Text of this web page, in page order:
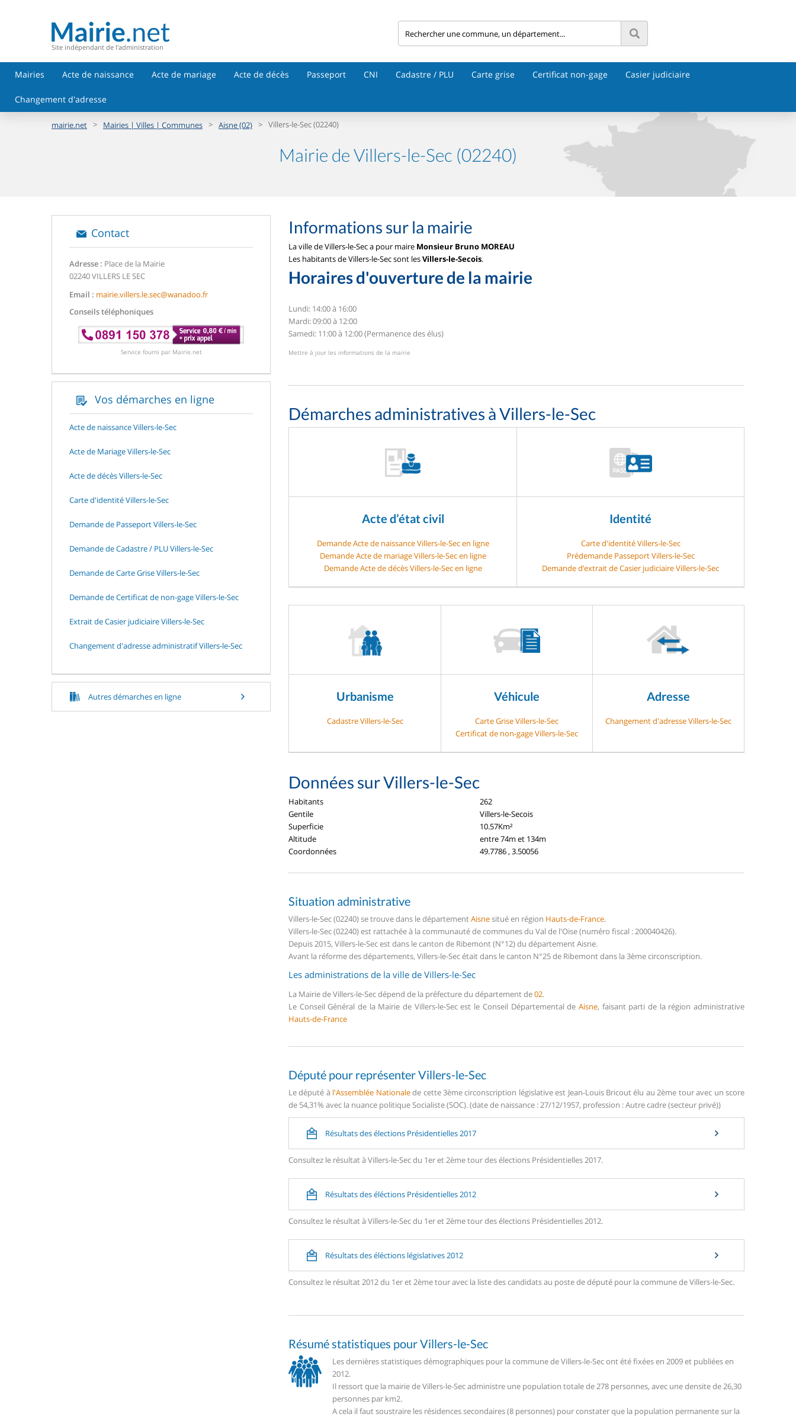
Site indépendant de l'administration
Mairies Acte de naissance Acte de mariage Acte de décès Passeport CNI Cadastre / PLU Carte grise Certificat non-gage Casier judiciaire
Changement d'adresse
mairie.net > Mairies | Villes | Communes > Aisne (02) > Villers-le-Sec (02240)
Mairie de Villers-le-Sec (02240)
Contact
Adresse : Place de la Mairie
02240 VILLERS LE SEC
Email : mairie.villers.le.sec@wanadoo.fr
Conseils téléphoniques
Service fourni par Mairie.net
Vos démarches en ligne
Acte de naissance Villers-le-Sec
Acte de Mariage Villers-le-Sec
Acte de décès Villers-le-Sec
Carte d'identité Villers-le-Sec
Demande de Passeport Villers-le-Sec
Demande de Cadastre / PLU Villers-le-Sec
Demande de Carte Grise Villers-le-Sec
Demande de Certificat de non-gage Villers-le-Sec
Extrait de Casier judiciaire Villers-le-Sec
Changement d'adresse administratif Villers-le-Sec
Autres démarches en ligne
Informations sur la mairie
La ville de Villers-le-Sec a pour maire Monsieur Bruno MOREAU
Les habitants de Villers-le-Sec sont lesVillers-le-Secois.
Horaires d'ouverture de la mairie
Lundi: 14:00 à 16:00
Mardi: 09:00 à 12:00
Samedi: 11:00 à 12:00 (Permanence des élus)
Mettre à jour les informations de la mairie
Démarches administratives à Villers-le-Sec
Acte d’état civil
Demande Acte de naissance Villers-le-Sec en ligne
Demande Acte de mariage Villers-le-Sec en ligne
Demande Acte de décès Villers-le-Sec en ligne
Identité
Carte d'identité Villers-le-Sec
Prédemande Passeport Villers-le-Sec
Demande d’extrait de Casier judiciaire Villers-le-Sec
Urbanisme
Cadastre Villers-le-Sec
Véhicule
Carte Grise Villers-le-Sec
Certificat de non-gage Villers-le-Sec
Adresse
Changement d'adresse Villers-le-Sec
Données sur Villers-le-Sec
Habitants
262
Gentile
Villers-le-Secois
Superficie
10.57Km²
Altitude
entre 74m et 134m
Coordonnées
49.7786 , 3.50056
Situation administrative
Villers-le-Sec (02240) se trouve dans le départementAisnesitué en région Hauts-de-France.
Villers-le-Sec (02240) est rattachée à la communauté de communes du Val de l'Oise (numéro fiscal : 200040426).
Depuis 2015, Villers-le-Sec est dans le canton de Ribemont (N°12) du département Aisne.
Avant la réforme des départements, Villers-le-Sec était dans le canton N°25 de Ribemont dans la 3ème circonscription.
Les administrations de la ville de Villers-le-Sec
La Mairie de Villers-le-Sec dépend de la préfecture du département de02.
Le Conseil Général de la Mairie de Villers-le-Sec est le Conseil Départemental de Aisne, faisant parti de la région administrative
Hauts-de-France
Député pour représenter Villers-le-Sec
Le député à l'Assemblée Nationalede cette 3ème circonscription législative est Jean-Louis Bricout élu au 2ème tour avec un score
de 54,31% avec la nuance politique Socialiste (SOC). (date de naissance : 27/12/1957, profession : Autre cadre (secteur privé))
Résultats des élections Présidentielles 2017
Consultez le résultat à Villers-le-Sec du 1er et 2ème tour des élections Présidentielles 2017.
Résultats des éléctions Présidentielles 2012
Consultez le résultat à Villers-le-Sec du 1er et 2ème tour des élections Présidentielles 2012.
Résultats des éléctions législatives 2012
Consultez le résultat 2012 du 1er et 2ème tour avec la liste des candidats au poste de député pour la commune de Villers-le-Sec.
Résumé statistiques pour Villers-le-Sec
Les dernières statistiques démographiques pour la commune de Villers-le-Sec ont été fixées en 2009 et publiées en
2012.
Il ressort que la mairie de Villers-le-Sec administre une population totale de 278 personnes, avec une densite de 26,30
personnes par km2.
A cela il faut soustraire les résidences secondaires (8 personnes) pour constater que la population permanente sur la